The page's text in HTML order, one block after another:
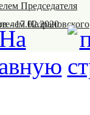
Председателя
-17.02.2020
Назрановского